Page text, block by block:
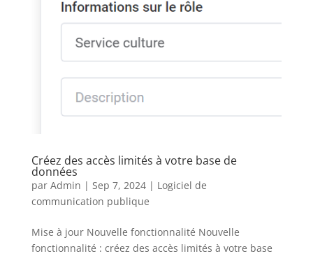
Créez des accès limités à votre base de
données
par Admin | Sep 7, 2024| Logiciel de
communication publique
Mise à jour Nouvelle fonctionnalité Nouvelle
fonctionnalité : créez des accès limités à votre base